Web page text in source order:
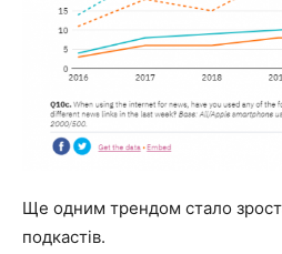
Ще одним трендом стало
подкастів.